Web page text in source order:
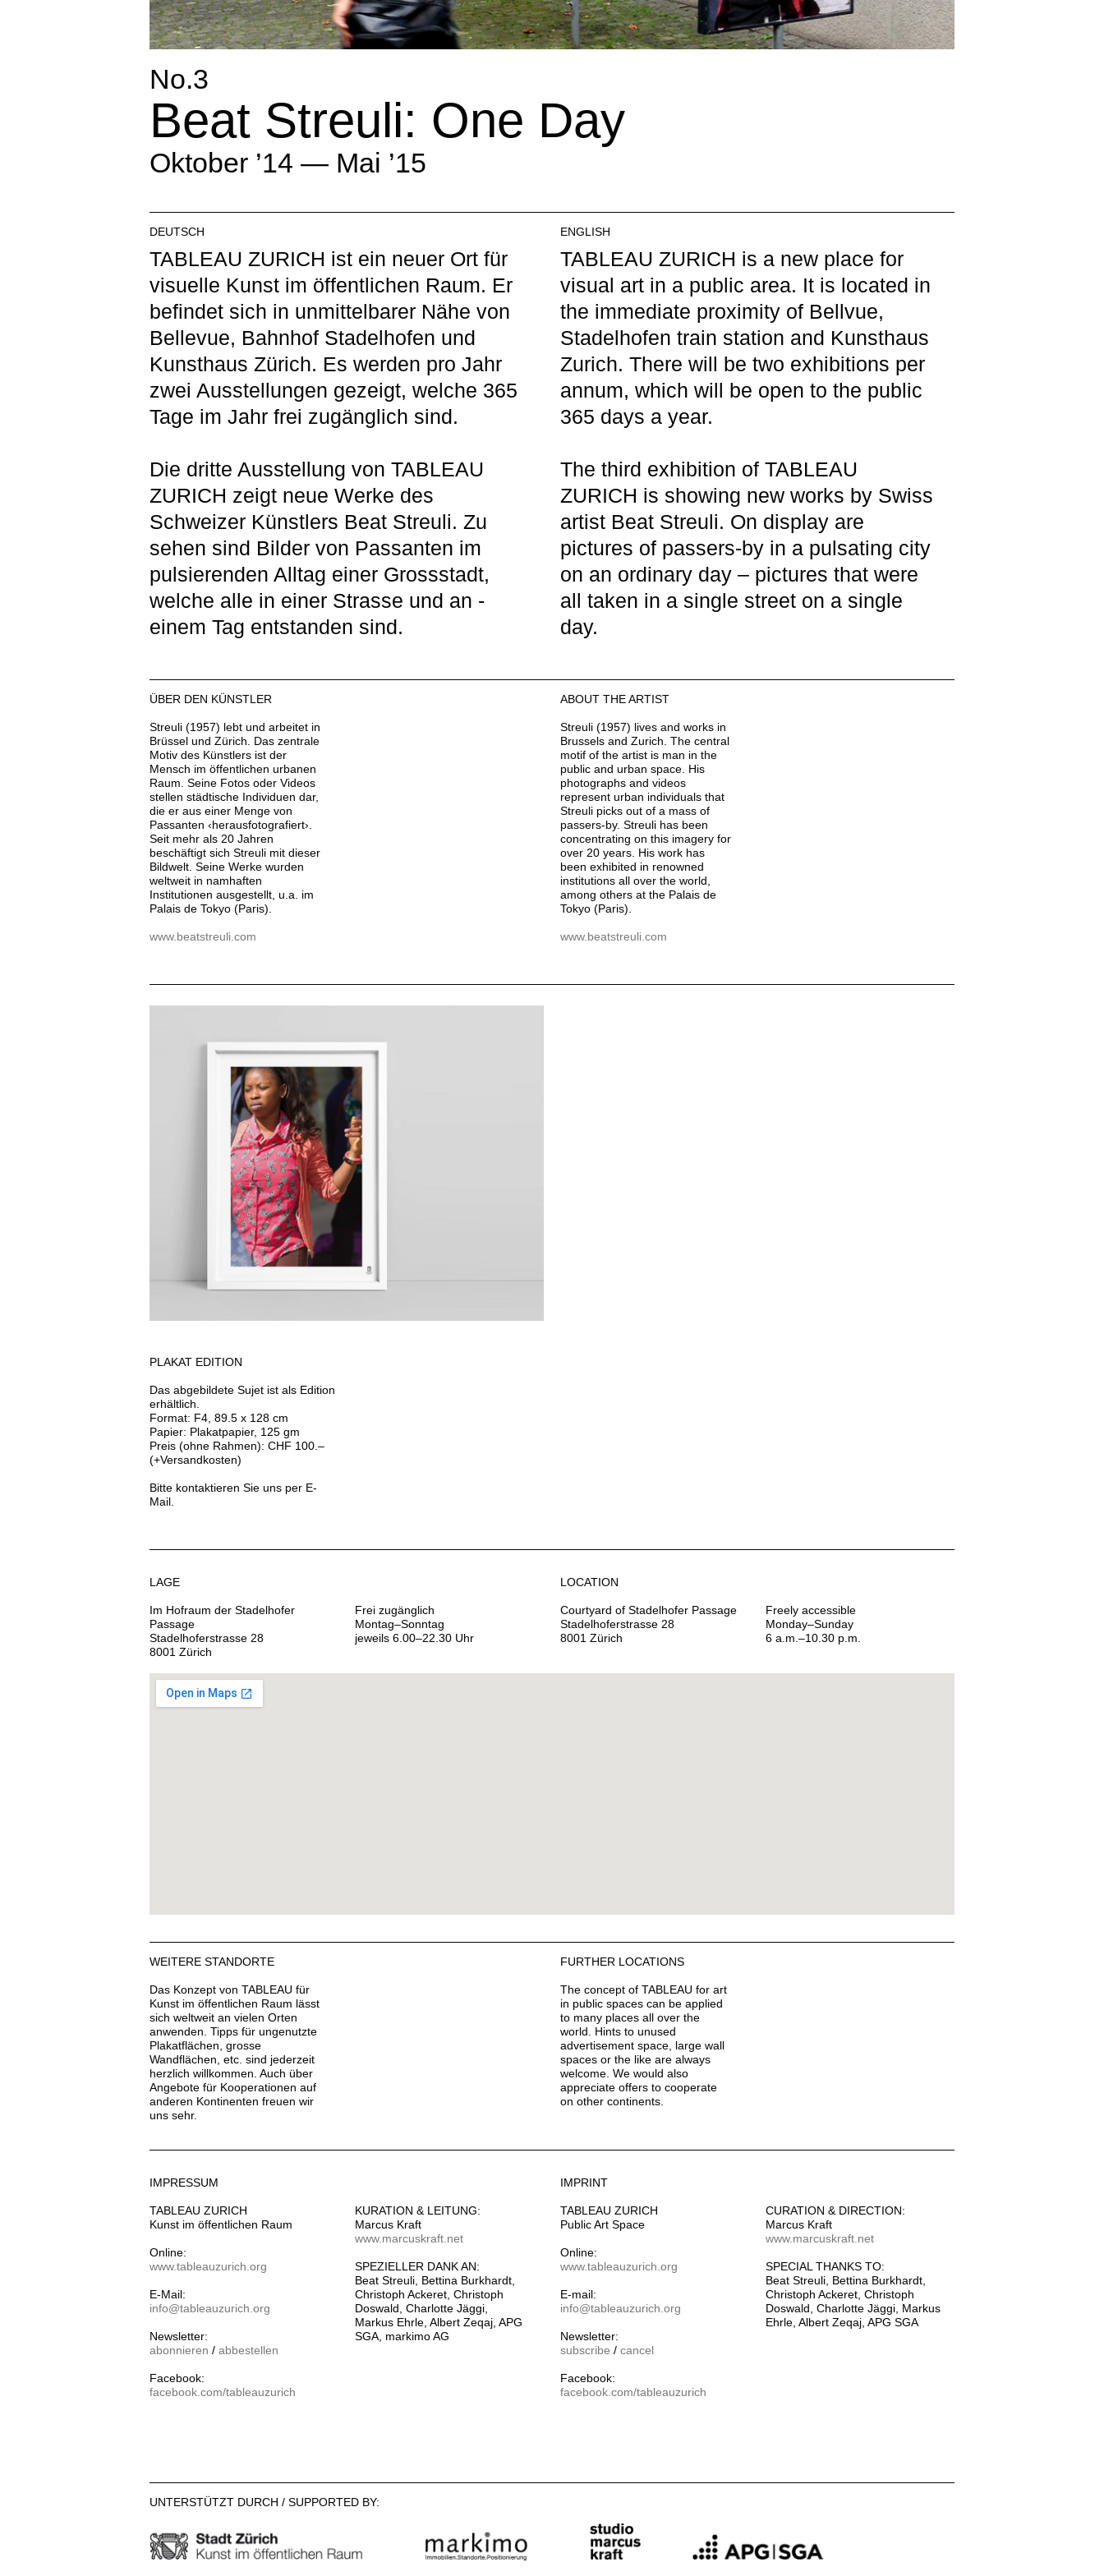
No.3
Beat Streuli: One Day
Oktober ’14 — Mai ’15
DEUTSCH
TABLEAU ZURICH ist ein neuer Ort für
visuelle Kunst im öffentlichen Raum. Er
befindet sich in unmittelbarer Nähe von
Bellevue, Bahnhof Stadelhofen und
Kunsthaus Zürich. Es werden pro Jahr
zwei Ausstellungen gezeigt, welche 365
Tage im Jahr frei zugänglich sind.
Die dritte Ausstellung von TABLEAU
ZURICH zeigt neue Werke des
Schweizer Künstlers Beat Streuli. Zu
sehen sind Bilder von Passanten im
pulsierenden Alltag einer Grossstadt,
welche alle in einer Strasse und an ­
einem Tag ­entstanden sind.
ENGLISH
TABLEAU ZURICH is a new place for
visual art in a public area. It is located in
the immediate proximity of Bellvue,
Stadelhofen train station and Kunsthaus
Zurich. There will be two exhibitions per
annum, which will be open to the public
365 days a year.
The third exhibition of TABLEAU
ZURICH is showing new works by Swiss
artist Beat Streuli. On display are
pictures of passers-by in a pulsating city
on an ordinary day – pictures that were
all taken in a single street on a single
day.
ÜBER DEN KÜNSTLER
Streuli (1957) lebt und arbeitet in
Brüssel und Zürich. Das zentrale
Motiv des Künstlers ist der
Mensch im öffentlichen urbanen
Raum. Seine Fotos oder Videos
stellen städtische Individuen dar,
die er aus einer Menge von
Passanten ‹herausfotografiert›.
Seit mehr als 20 Jahren
beschäftigt sich Streuli mit dieser
Bildwelt. Seine Werke wurden
weltweit in namhaften
Institutionen ausgestellt, u.a. im
Palais de Tokyo (Paris).
www.beatstreuli.com
ABOUT THE ARTIST
Streuli (1957) lives and works in
Brussels and Zurich. The central
motif of the artist is man in the
public and urban space. His
photographs and videos
represent urban individuals that
Streuli picks out of a mass of
passers-by. Streuli has been
concentrating on this imagery for
over 20 years. His work has
been exhibited in renowned
institutions all over the world,
among others at the Palais de
Tokyo (Paris).
www.beatstreuli.com
PLAKAT EDITION
Das abgebildete Sujet ist als Edition
erhältlich.
Format: F4, 89.5 x 128 cm
Papier: Plakatpapier, 125 gm
Preis (ohne Rahmen): CHF 100.–
(+Versandkosten)
Bitte kontaktieren Sie uns per E-
Mail.
LAGE
Im Hofraum der Stadelhofer
Passage
Stadelhoferstrasse 28
8001 Zürich
Frei zugänglich
Montag–Sonntag
jeweils 6.00–22.30 Uhr
LOCATION
Courtyard of Stadelhofer Passage
Stadelhoferstrasse 28
8001 Zürich
Freely accessible
Monday–Sunday
6 a.m.–10.30 p.m.
WEITERE STANDORTE
Das Konzept von TABLEAU für
Kunst im öffentlichen Raum lässt
sich weltweit an vielen Orten
anwenden. Tipps für ungenutzte
Plakatflächen, grosse
Wandflächen, etc. sind jederzeit
herzlich willkommen. Auch über
Angebote für Kooperationen auf
anderen Kontinenten freuen wir
uns sehr.
FURTHER LOCATIONS
The concept of TABLEAU for art
in public spaces can be applied
to many places all over the
world. Hints to unused
advertisement space, large wall
spaces or the like are always
welcome. We would also
appreciate offers to cooperate
on other continents.
IMPRESSUM
TABLEAU ZURICH
Kunst im öffentlichen Raum
Online:
www.tableauzurich.org
E-Mail:
info@tableauzurich.org
Newsletter:
abonnieren / abbestellen
Facebook:
facebook.com/tableauzurich
KURATION & LEITUNG:
Marcus Kraft
www.marcuskraft.net
SPEZIELLER DANK AN:
Beat Streuli, Bettina Burkhardt,
Christoph Ackeret, Christoph
Doswald, Charlotte Jäggi,
Markus Ehrle, Albert Zeqaj, APG
SGA, markimo AG
IMPRINT
TABLEAU ZURICH
Public Art Space
Online:
www.tableauzurich.org
E-mail:
info@tableauzurich.org
Newsletter:
subscribe / cancel
Facebook:
facebook.com/tableauzurich
CURATION & DIRECTION:
Marcus Kraft
www.marcuskraft.net
SPECIAL THANKS TO:
Beat Streuli, Bettina Burkhardt,
Christoph Ackeret, Christoph
Doswald, Charlotte Jäggi, Markus
Ehrle, Albert Zeqaj, APG SGA
UNTERSTÜTZT DURCH / SUPPORTED BY: